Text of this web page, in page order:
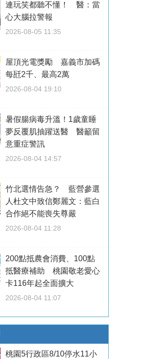
連玩笑都聽不懂！ 醫：當
心大腦拉警報
2026-08-05 11:35
屋頂光電獎勵 嘉義市加碼
每瓩2千、最高2萬
2026-08-04 19:10
暑假腸病毒升溫！1歲童睡
夢反覆肌抽躍送醫 醫籲留
意重症警訊
2026-08-04 14:57
竹北選情告急？ 藍營參選
人杜文中致信鄭麗文：藍白
合作絕不能喪失尊嚴
2026-08-04 11:28
200點抵農會消費、100點
抵醫療補助 桃園敬老愛心
卡116年起全面擴大
2026-08-04 11:07
桃園5行政區8/10停水11小